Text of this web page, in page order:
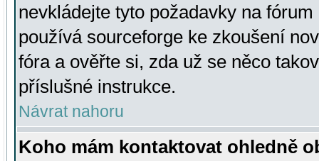
nevkládejte tyto požadavky na
používá sourceforge ke zkoušení
fóra a ověřte si, zda už se něco
příslušné instrukce.
Návrat nahoru
Koho mám kontaktovat ohledně